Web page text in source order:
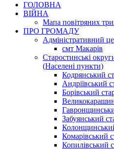
ГОЛОВНА
ВІЙНА
Мапа повітряних
ПРО ГРОМАДУ
Aдміністративний
смт Макарів
Старостинські
(Населені пункти)
Кодрянський
Андріївський
Борівський
Забуянський
Комарівський
Копилівський